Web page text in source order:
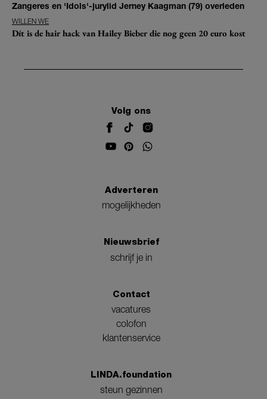
Zangeres en 'Idols'-jurylid Jerney Kaagman (79) overleden
WILLEN WE
Dít is de hair hack van Hailey Bieber die nog geen 20 euro kost
Volg ons
Adverteren
mogelijkheden
Nieuwsbrief
schrijf je in
Contact
vacatures
colofon
klantenservice
LINDA.foundation
steun gezinnen